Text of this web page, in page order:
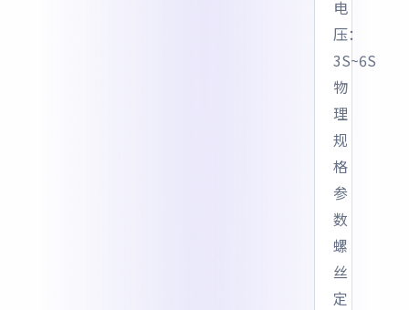
电
压：
3S~6S
物
理
规
格
参
数
螺
丝
定